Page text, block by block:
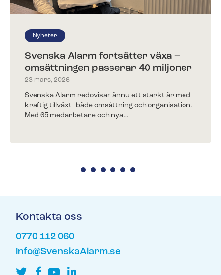
Nyheter
Svenska Alarm fortsätter växa –
omsättningen passerar 40 miljoner
23 mars, 2026
Svenska Alarm redovisar ännu ett starkt år med
kraftig tillväxt i både omsättning och organisation.
Med 65 medarbetare och nya…
Kontakta oss
0770 112 060
info@SvenskaAlarm.se